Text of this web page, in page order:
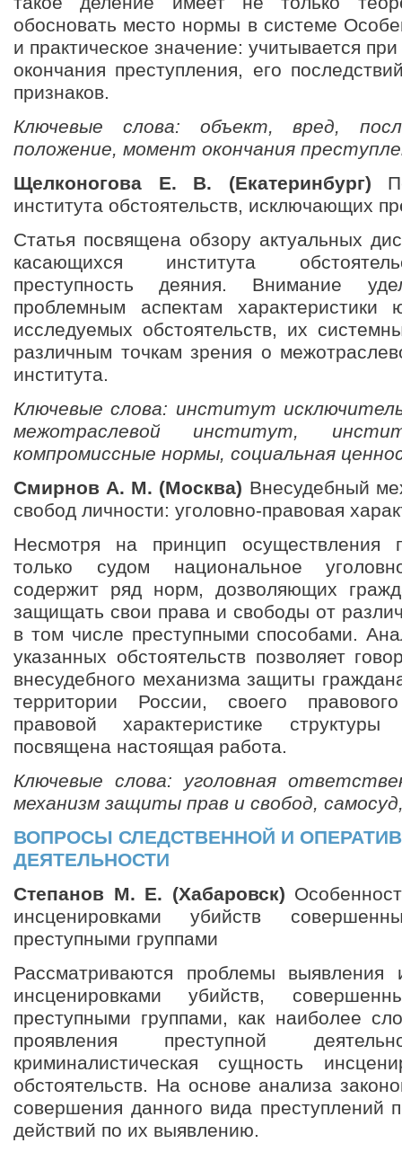
обосновать место нормы в системе
и практическое значение: учитывается
окончания преступления, его
признаков.
Ключевые слова: объект, вред,
положение, момент окончания
Щелконогова Е. В. (Екатеринбург)
института обстоятельств, исключающих
Статья посвящена обзору актуальных
касающихся института
преступность деяния. Внимание
проблемным аспектам характеристики
исследуемых обстоятельств, их
различным точкам зрения о
института.
Ключевые слова: институт
межотраслевой институт,
компромиссные нормы, социальная
Смирнов А. М. (Москва) Внесудебный
свобод личности: уголовно-правовая
Несмотря на принцип осуществления
только судом национальное
содержит ряд норм, дозволяющих
защищать свои права и свободы от
в том числе преступными способами.
указанных обстоятельств позволяет
внесудебного механизма защиты
территории России, своего
правовой характеристике
посвящена настоящая работа.
Ключевые слова: уголовная
механизм защиты прав и свобод,
ВОПРОСЫ СЛЕДСТВЕННОЙ И
ДЕЯТЕЛЬНОСТИ
Степанов М. Е. (Хабаровск)
инсценировками убийств
преступными группами
Рассматриваются проблемы выявления
инсценировками убийств,
преступными группами, как наиболее
проявления преступной
криминалистическая сущность
обстоятельств. На основе анализа
совершения данного вида преступлений
действий по их выявлению.